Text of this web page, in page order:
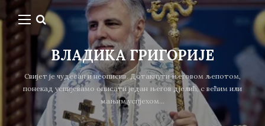
ВЛАДИКА ГРИГОРИЈЕ
Свијет је чудесан и неописив. Дотакнути његовом љепотом,
понекад успијевамо описати један његов дјелић, с већим или
мањим успјехом...